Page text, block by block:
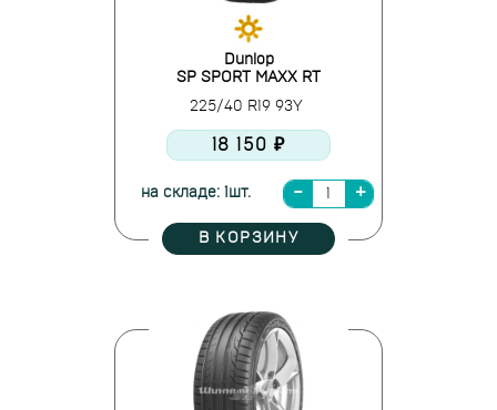
Dunlop
SP SPORT MAXX RT
225/40 R19 93Y
18 150 ₽
на складе: 1шт.
В КОРЗИНУ